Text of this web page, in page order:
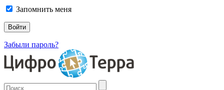
Запомнить меня
Забыли пароль?